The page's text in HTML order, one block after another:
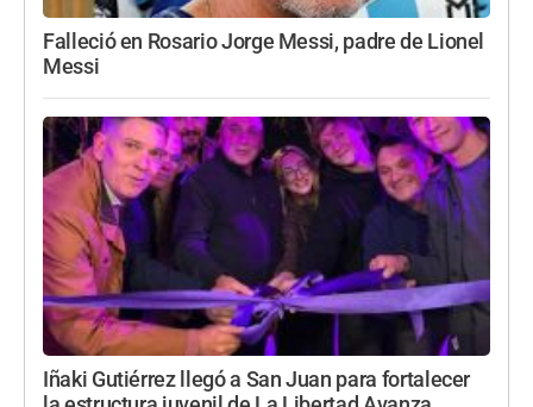
Falleció en Rosario Jorge Messi, padre de Lionel
Messi
Iñaki Gutiérrez llegó a San Juan para fortalecer